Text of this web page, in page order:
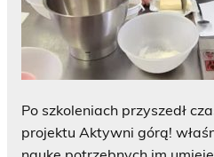
Po szkoleniach przyszedł
projektu Aktywni górą!